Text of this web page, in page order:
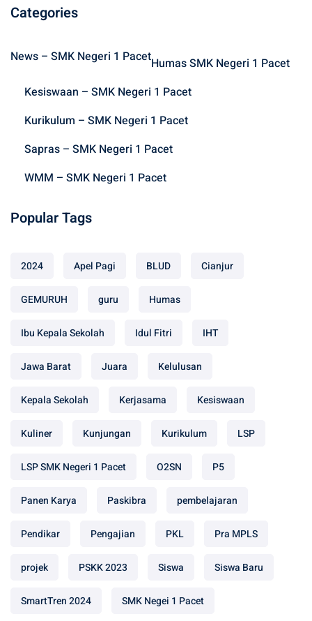
r
f
Categories
News – SMK Negeri 1 PacetHumas SMK Negeri 1 Pacet
Kesiswaan – SMK Negeri 1 Pacet
Kurikulum – SMK Negeri 1 Pacet
Sapras – SMK Negeri 1 Pacet
WMM – SMK Negeri 1 Pacet
Popular Tags
2024 Apel Pagi BLUD Cianjur
GEMURUH guru Humas
Ibu Kepala Sekolah Idul Fitri IHT
Jawa Barat Juara Kelulusan
Kepala Sekolah Kerjasama Kesiswaan
Kuliner Kunjungan Kurikulum LSP
LSP SMK Negeri 1 Pacet O2SN P5
Panen Karya Paskibra pembelajaran
Pendikar Pengajian PKL Pra MPLS
projek PSKK 2023 Siswa Siswa Baru
SmartTren 2024 SMK Negei 1 Pacet